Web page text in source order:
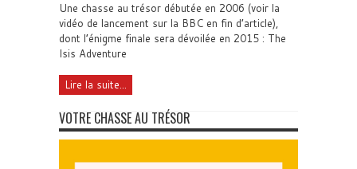
Une chasse au trésor débutée en 2006 (voir la
vidéo de lancement sur la BBC en fin d’article),
dont l’énigme finale sera dévoilée en 2015 : The
Isis Adventure
Lire la suite...
VOTRE CHASSE AU TRÉSOR